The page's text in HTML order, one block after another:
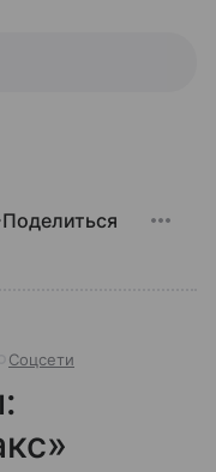
Поделиться
Соцсети